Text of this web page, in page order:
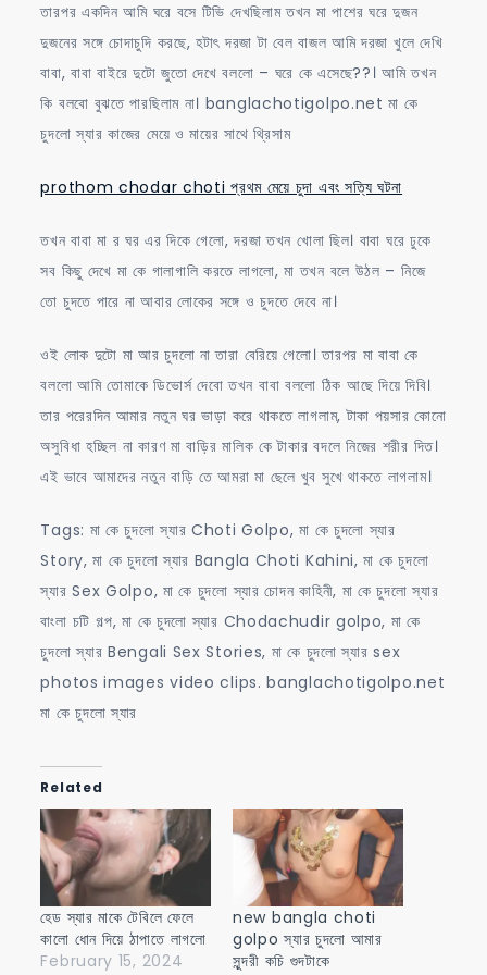
তারপর একদিন আমি ঘরে বসে টিভি দেখছিলাম তখন মা পাশের ঘরে দুজন
দুজনের সঙ্গে চোদাচুদি করছে, হটাৎ দরজা টা বেল বাজল আমি দরজা খুলে দেখি
বাবা, বাবা বাইরে দুটো জুতো দেখে বললো – ঘরে কে এসেছে??। আমি তখন
কি বলবো বুঝতে পারছিলাম না। banglachotigolpo.net মা কে
চুদলো স্যার কাজের মেয়ে ও মায়ের সাথে থ্রিসাম
prothom chodar choti প্রথম মেয়ে চুদা এবং সত্যি ঘটনা
তখন বাবা মা র ঘর এর দিকে গেলো, দরজা তখন খোলা ছিল। বাবা ঘরে ঢুকে
সব কিছু দেখে মা কে গালাগালি করতে লাগলো, মা তখন বলে উঠল – নিজে
তো চুদতে পারে না আবার লোকের সঙ্গে ও চুদতে দেবে না।
ওই লোক দুটো মা আর চুদলো না তারা বেরিয়ে গেলো। তারপর মা বাবা কে
বললো আমি তোমাকে ডিভোর্স দেবো তখন বাবা বললো ঠিক আছে দিয়ে দিবি।
তার পরেরদিন আমার নতুন ঘর ভাড়া করে থাকতে লাগলাম, টাকা পয়সার কোনো
অসুবিধা হচ্ছিল না কারণ মা বাড়ির মালিক কে টাকার বদলে নিজের শরীর দিত।
এই ভাবে আমাদের নতুন বাড়ি তে আমরা মা ছেলে খুব সুখে থাকতে লাগলাম।
Tags: মা কে চুদলো স্যার Choti Golpo, মা কে চুদলো স্যার
Story, মা কে চুদলো স্যার Bangla Choti Kahini, মা কে চুদলো
স্যার Sex Golpo, মা কে চুদলো স্যার চোদন কাহিনী, মা কে চুদলো স্যার
বাংলা চটি গল্প, মা কে চুদলো স্যার Chodachudir golpo, মা কে
চুদলো স্যার Bengali Sex Stories, মা কে চুদলো স্যার sex
photos images video clips. banglachotigolpo.net
মা কে চুদলো স্যার
Related
হেড স্যার মাকে টেবিলে ফেলে
কালো ধোন দিয়ে ঠাপাতে লাগলো
February 15, 2024
new bangla choti
golpo স্যার চুদলো আমার
সুন্দরী কচি গুদটাকে